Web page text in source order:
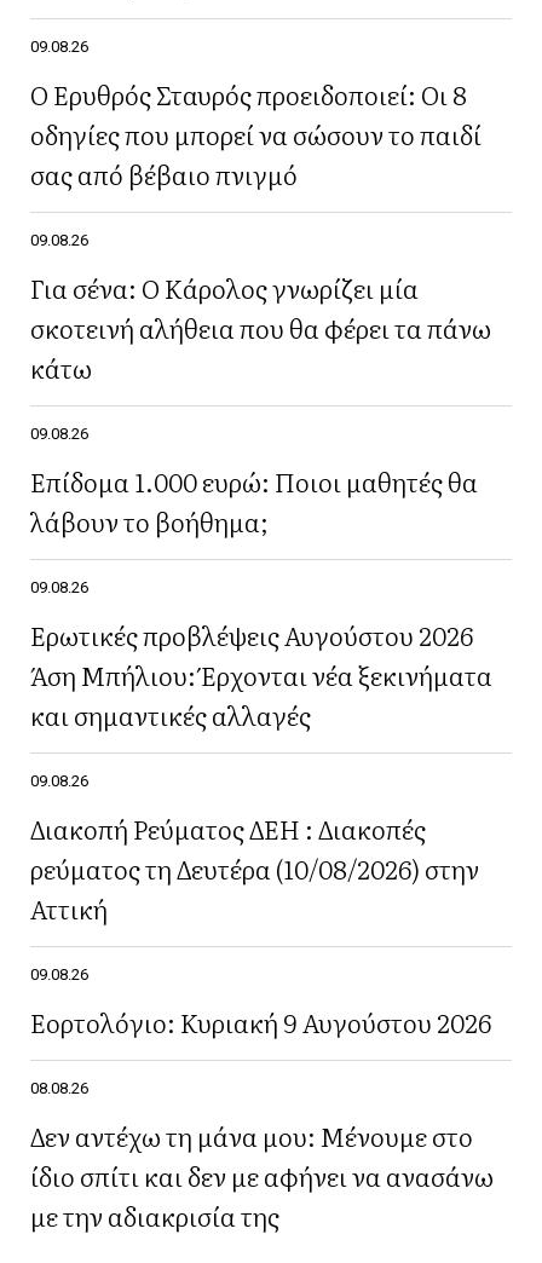
09.08.26
Ο Ερυθρός Σταυρός προειδοποιεί: Οι 8
οδηγίες που μπορεί να σώσουν το παιδί
σας από βέβαιο πνιγμό
09.08.26
Για σένα: Ο Κάρολος γνωρίζει μία
σκοτεινή αλήθεια που θα φέρει τα πάνω
κάτω
09.08.26
Επίδομα 1.000 ευρώ: Ποιοι μαθητές θα
λάβουν το βοήθημα;
09.08.26
Ερωτικές προβλέψεις Αυγούστου 2026
Άση Μπήλιου: Έρχονται νέα ξεκινήματα
και σημαντικές αλλαγές
09.08.26
Διακοπή Ρεύματος ΔΕΗ : Διακοπές
ρεύματος τη Δευτέρα (10/08/2026) στην
Αττική
09.08.26
Εορτολόγιο: Κυριακή 9 Αυγούστου 2026
08.08.26
Δεν αντέχω τη μάνα μου: Μένουμε στο
ίδιο σπίτι και δεν με αφήνει να ανασάνω
με την αδιακρισία της